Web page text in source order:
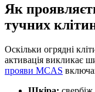
Як
тучних
Оскільки огрядні
активація викликає
прояви MCAS